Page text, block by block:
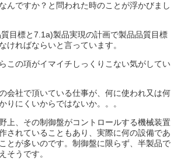
んですか？と問われた時のことが浮かびまし
目標と7.1a)製品実現の計画で製品品質目標
ければならいと言っています。
この項がイマイチしっくりこない気がしてい
会社で頂いている仕事が、何に使われ又は何
りにくいからではないか。。。
上、その制御盤がコントロールする機械装置
されていることもあり、実際に何の設備であ
とが多いのです。制御盤に限らず、半製品で
そうです。